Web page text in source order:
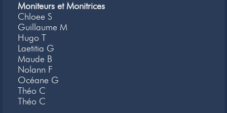
Moniteurs et Monitrices
Chloee S
Guillaume M
Hugo T
Laetitia G
Maude B
Nolann F
Océane G
Théo C
Théo C